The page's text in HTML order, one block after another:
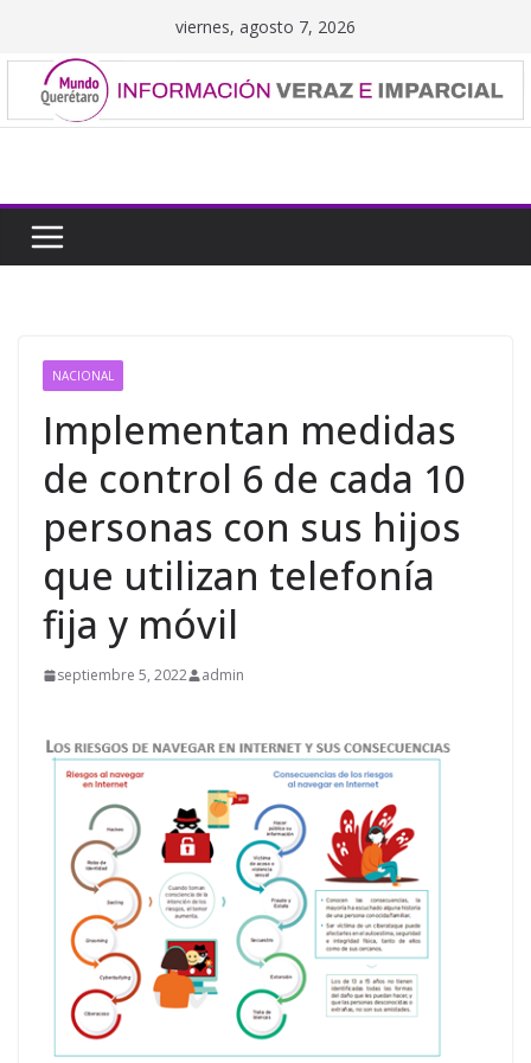
contenido
viernes, agosto 7, 2026
NACIONAL
Implementan medidas
de control 6 de cada 10
personas con sus hijos
que utilizan telefonía
fija y móvil
septiembre 5, 2022 admin